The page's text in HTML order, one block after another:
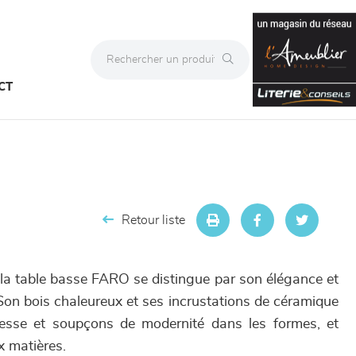
Retour liste
table basse FARO se distingue par son élégance et
bois chaleureux et ses incrustations de céramique
et soupçons de modernité dans les formes, et
matières.